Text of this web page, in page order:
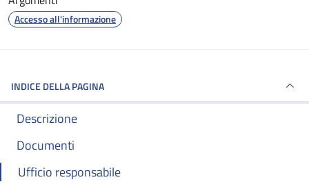
Accesso all'informazione
INDICE DELLA PAGINA
Descrizione
Documenti
Ufficio responsabile